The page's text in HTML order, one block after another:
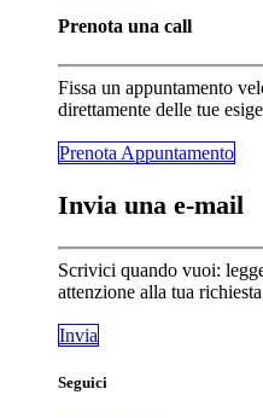
Prenota una call
Fissa un appuntamento
direttamente delle tue
Prenota Appunta​​​​mento
Invia una e-mail
Scrivici quando vuoi:
attenzione alla tua
Invia
Seguici